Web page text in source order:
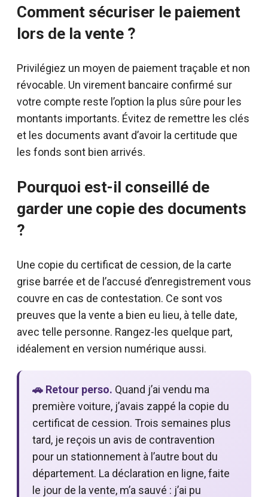
Comment sécuriser le paiement
lors de la vente ?
Privilégiez un moyen de paiement traçable et non
révocable. Un virement bancaire confirmé sur
votre compte reste l’option la plus sûre pour les
montants importants. Évitez de remettre les clés
et les documents avant d’avoir la certitude que
les fonds sont bien arrivés.
Pourquoi est-il conseillé de
garder une copie des documents
?
Une copie du certificat de cession, de la carte
grise barrée et de l’accusé d’enregistrement vous
couvre en cas de contestation. Ce sont vos
preuves que la vente a bien eu lieu, à telle date,
avec telle personne. Rangez-les quelque part,
idéalement en version numérique aussi.
🚗 Retour perso. Quand j’ai vendu ma
première voiture, j’avais zappé la copie du
certificat de cession. Trois semaines plus
tard, je reçois un avis de contravention
pour un stationnement à l’autre bout du
département. La déclaration en ligne, faite
le jour de la vente, m’a sauvé : j’ai pu